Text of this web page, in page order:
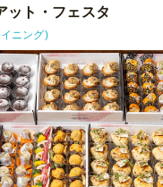
ット・フェスタ
ニング)